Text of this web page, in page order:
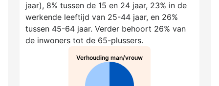
jaar), 8% tussen de 15 en 24 jaar, 23% in de
werkende leeftijd van 25-44 jaar, en 26%
tussen 45-64 jaar. Verder behoort 26% van
de inwoners tot de 65-plussers.
Verhouding man/vrouw